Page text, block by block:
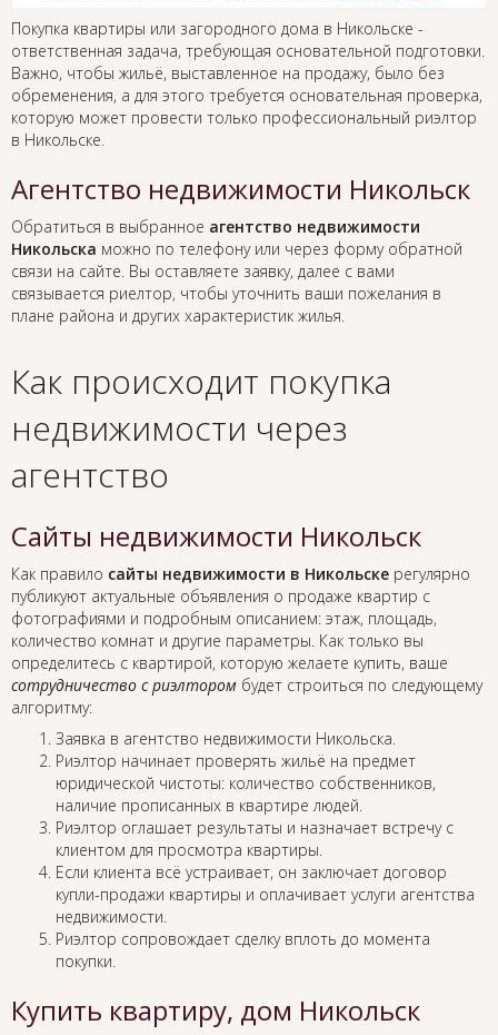
Покупка квартиры или загородного дома в Никольске -
ответственная задача, требующая основательной подготовки.
Важно, чтобы жильё, выставленное на продажу, было без
обременения, а для этого требуется основательная проверка,
которую может провести только профессиональный риэлтор
в Никольске.
Агентство недвижимости Никольск
Обратиться в выбранное агентство недвижимости
Никольска можно по телефону или через форму обратной
связи на сайте. Вы оставляете заявку, далее с вами
связывается риелтор, чтобы уточнить ваши пожелания в
плане района и других характеристик жилья.
Как происходит покупка
недвижимости через
агентство
Сайты недвижимости Никольск
Как правило сайты недвижимости в Никольске регулярно
публикуют актуальные объявления о продаже квартир с
фотографиями и подробным описанием: этаж, площадь,
количество комнат и другие параметры. Как только вы
определитесь с квартирой, которую желаете купить, ваше
сотрудничество с риэлтором будет строиться по следующему
алгоритму:
Заявка в агентство недвижимости Никольска.
Риэлтор начинает проверять жильё на предмет
юридической чистоты: количество собственников,
наличие прописанных в квартире людей.
Риэлтор оглашает результаты и назначает встречу с
клиентом для просмотра квартиры.
Если клиента всё устраивает, он заключает договор
купли-продажи квартиры и оплачивает услуги агентства
недвижимости.
Риэлтор сопровождает сделку вплоть до момента
покупки.
Купить квартиру, дом Никольск